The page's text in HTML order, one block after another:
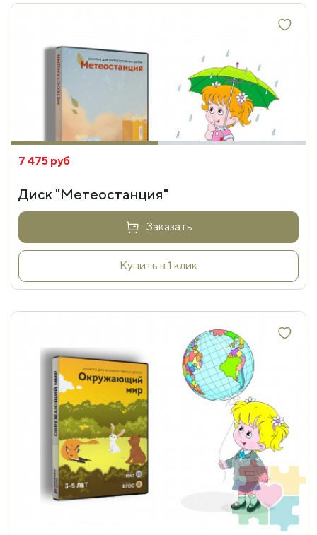
7 475 руб
Диск "Метеостанция"
Заказать
Купить в 1 клик